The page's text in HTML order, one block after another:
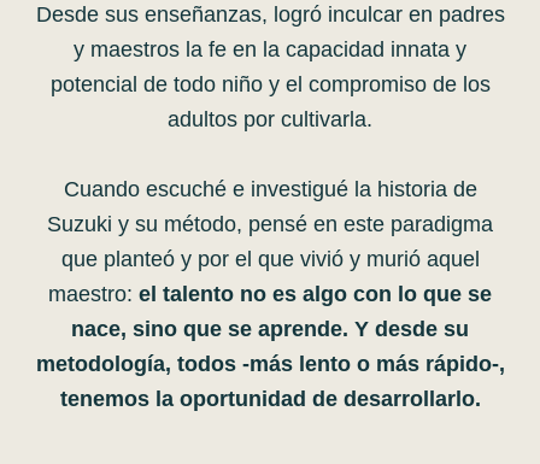
Desde sus enseñanzas, logró inculcar en padres
y maestros la fe en la capacidad innata y
potencial de todo niño y el compromiso de los
adultos por cultivarla.
Cuando escuché e investigué la historia de
Suzuki y su método, pensé en este paradigma
que planteó y por el que vivió y murió aquel
maestro: el talento no es algo con lo que se
nace, sino que se aprende. Y desde su
metodología, todos -más lento o más rápido-,
tenemos la oportunidad de desarrollarlo.